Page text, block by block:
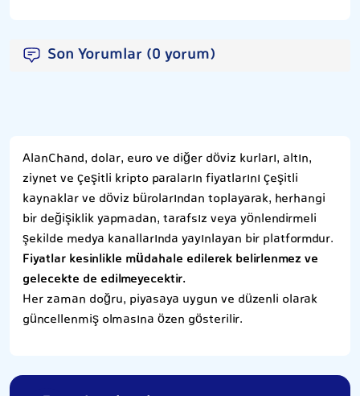
Son Yorumlar (0 yorum)
AlanChand, dolar, euro ve diğer döviz kurları, altın,
ziynet ve çeşitli kripto paraların fiyatlarını çeşitli
kaynaklar ve döviz bürolarından toplayarak, herhangi
bir değişiklik yapmadan, tarafsız veya yönlendirmeli
şekilde medya kanallarında yayınlayan bir platformdur.
Fiyatlar kesinlikle müdahale edilerek belirlenmez ve
gelecekte de edilmeyecektir.
Her zaman doğru, piyasaya uygun ve düzenli olarak
güncellenmiş olmasına özen gösterilir.